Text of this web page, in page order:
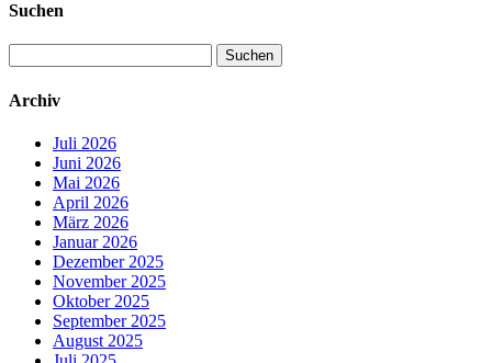
Suchen
nach:
Archiv
Juli 2026
Juni 2026
Mai 2026
April 2026
März 2026
Januar 2026
Dezember 2025
November 2025
Oktober 2025
September 2025
August 2025